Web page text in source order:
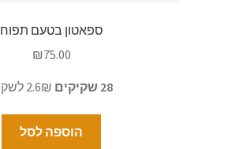
ספאטון בטעם תפוח
₪75.00
28 שקיקים
הוספה לסל